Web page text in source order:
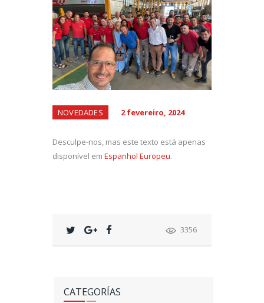
NOVEDADES 2 fevereiro, 2024
Desculpe-nos, mas este texto está apenas
disponível em Espanhol Europeu.
3356
CATEGORÍAS